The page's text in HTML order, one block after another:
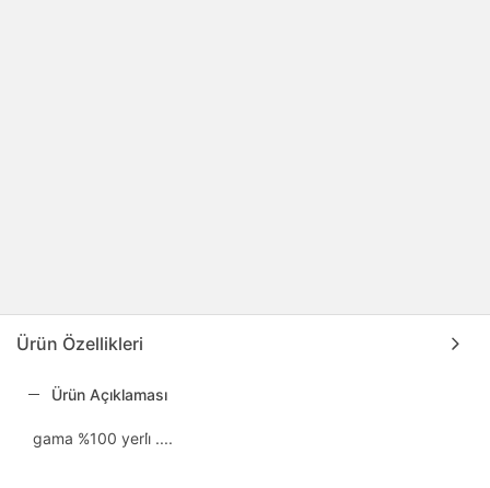
Ürün Özellikleri
Ürün Açıklaması
gama %100 yerli̇ ....